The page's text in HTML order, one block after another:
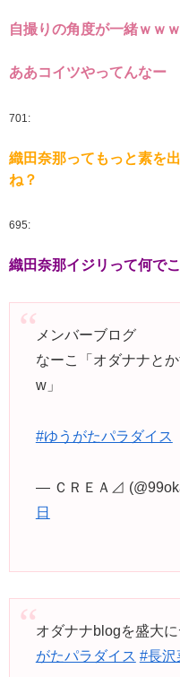
自撮りの角度が一緒ｗｗｗ
ああコイツやってんなー
701:
織田奈那ってもっと素を
ね？
695:
織田奈那イジリって何で
メンバーブログ
なーこ「オダナナと
w」
#ゆうがたパラダイス
— ＣＲＥＡ⊿
日
オダナナblogを盛大
がたパラダイス #長沢